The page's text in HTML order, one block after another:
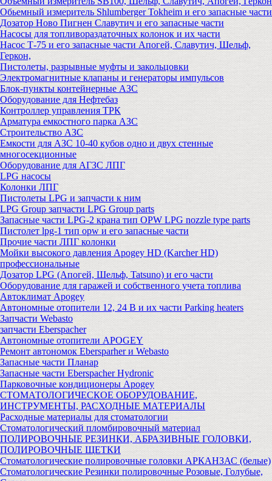
Обьемный измеритель Shlumberger Tokheim и его запасные части
Дозатор Ново Пигнен Славутич и его запасные части
Насосы для топливораздаточных колонок и их части
Насос Т-75 и его запасные части Апогей, Славутич, Шельф,
Геркон,
Пистолеты, разрывные муфты и закольцовки
Электромагнитные клапаны и генераторы импульсов
Блок-пункты контейнерные АЗС
Оборудование для Нефтебаз
Контроллер управления ТРК
Арматура емкостного парка АЗС
Строительство АЗС
Емкости для АЗС 10-40 кубов одно и двух стенные
многосекционные
Оборудование для АГЗС ЛПГ
LPG насосы
Колонки ЛПГ
Пистолеты LPG и запчасти к ним
LPG Group запчасти LPG Group parts
Запасные части LPG-2 крана тип OPW LPG nozzle type parts
Пистолет lpg-1 тип opw и его запасные части
Прочие части ЛПГ колонки
Мойки высокого давления Apogey HD (Karcher HD)
профессиональные
Дозатор LPG (Апогей, Шельф, Tatsuno) и его части
Оборудование для гаражей и собственного учета топлива
Автоклимат Apogey
Автономные отопители 12, 24 В и их части Parking heaters
Запчасти Webasto
запчасти Eberspacher
Автономные отопители APOGEY
Ремонт автономок Ebersparher и Webasto
Запасные части Планар
Запасные части Eberspacher Hydronic
Парковочные кондиционеры Apogey
СТОМАТОЛОГИЧЕСКОЕ ОБОРУДОВАНИЕ,
ИНСТРУМЕНТЫ, РАСХОДНЫЕ МАТЕРИАЛЫ
Расходные материалы для стоматологии
Стоматологический пломбировочный материал
ПОЛИРОВОЧНЫЕ РЕЗИНКИ, АБРАЗИВНЫЕ ГОЛОВКИ,
ПОЛИРОВОЧНЫЕ ЩЕТКИ
Стоматологические полировочные головки АРКАНЗАС (белые)
Стоматологические Резинки полировочные Розовые, Голубые,